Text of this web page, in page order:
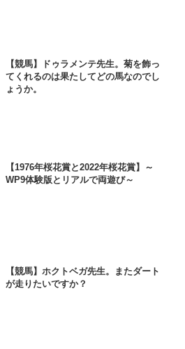
【競馬】ドゥラメンテ先生。菊を飾っ
てくれるのは果たしてどの馬なのでし
ょうか。
【1976年桜花賞と2022年桜花賞】～
WP9体験版とリアルで両遊び～
【競馬】ホクトベガ先生。またダート
が走りたいですか？